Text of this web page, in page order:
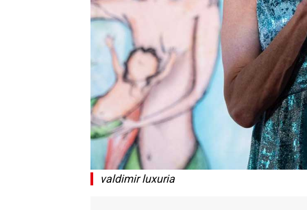
valdimir luxuria